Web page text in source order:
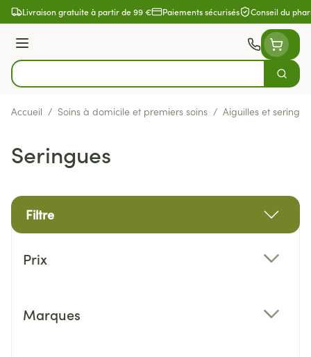
Aller au contenu
Livraison gratuite à partir de 99 € Paiements sécurisés Conseil du
Menu
Rechercher
Accueil / Soins à domicile et premiers soins / Aiguilles et
Seringues
Filtre
Prix
Marques